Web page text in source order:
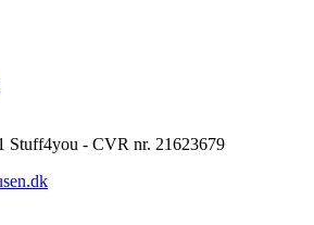
Stuff4you - CVR nr. 21623679